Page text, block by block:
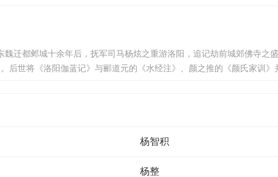
都邺城十余年后，抚军司马杨炫之重游洛阳，追记劫前城郊佛寺之
后世将《洛阳伽蓝记》与郦道元的《水经注》、颜之推的《颜氏家训》
杨智积
杨整